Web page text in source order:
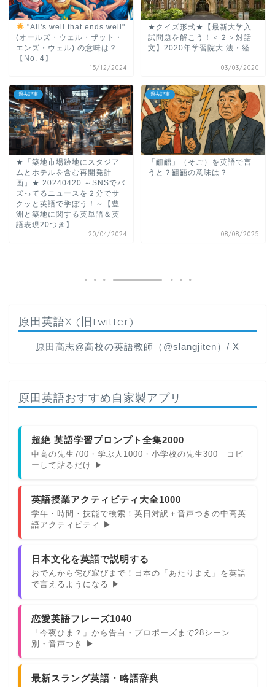
"All's well that ends well"
(オールズ・ウェル・ザット・
エンズ・ウェル) の意味は？
【No. 4】
15/12/2024
★クイズ形式★【最新大学入
試問題を解こう！＜２＞対話
文】2020年学習院大 法・経
03/03/2020
過去記事
★「築地市場跡地にスタジア
ムとホテルを含む再開発計
画」★ 20240420 ～SNSでバ
ズってるニュースを２分でサ
クッと英語で学ぼう！～【豊
洲と築地に関する英単語＆英
語表現20つき】
20/04/2024
過去記事
「齟齬」（そご）を英語で言
うと？齟齬の意味は？
08/08/2025
原田英語X (旧twitter)
原田高志@高校の英語教師（@slangjiten）/ X
原田英語おすすめ自家製アプリ
超絶 英語学習プロンプト全集2000
中高の先生700・学ぶ人1000・小学校の先生300｜コピ
ーして貼るだけ ▶
英語授業アクティビティ大全1000
学年・時間・技能で検索！英日対訳＋音声つきの中高英
語アクティビティ ▶
日本文化を英語で説明する
おでんから侘び寂びまで！日本の「あたりまえ」を英語
で言えるようになる ▶
恋愛英語フレーズ1040
「今夜ひま？」から告白・プロポーズまで28シーン
別・音声つき ▶
最新スラング英語・略語辞典